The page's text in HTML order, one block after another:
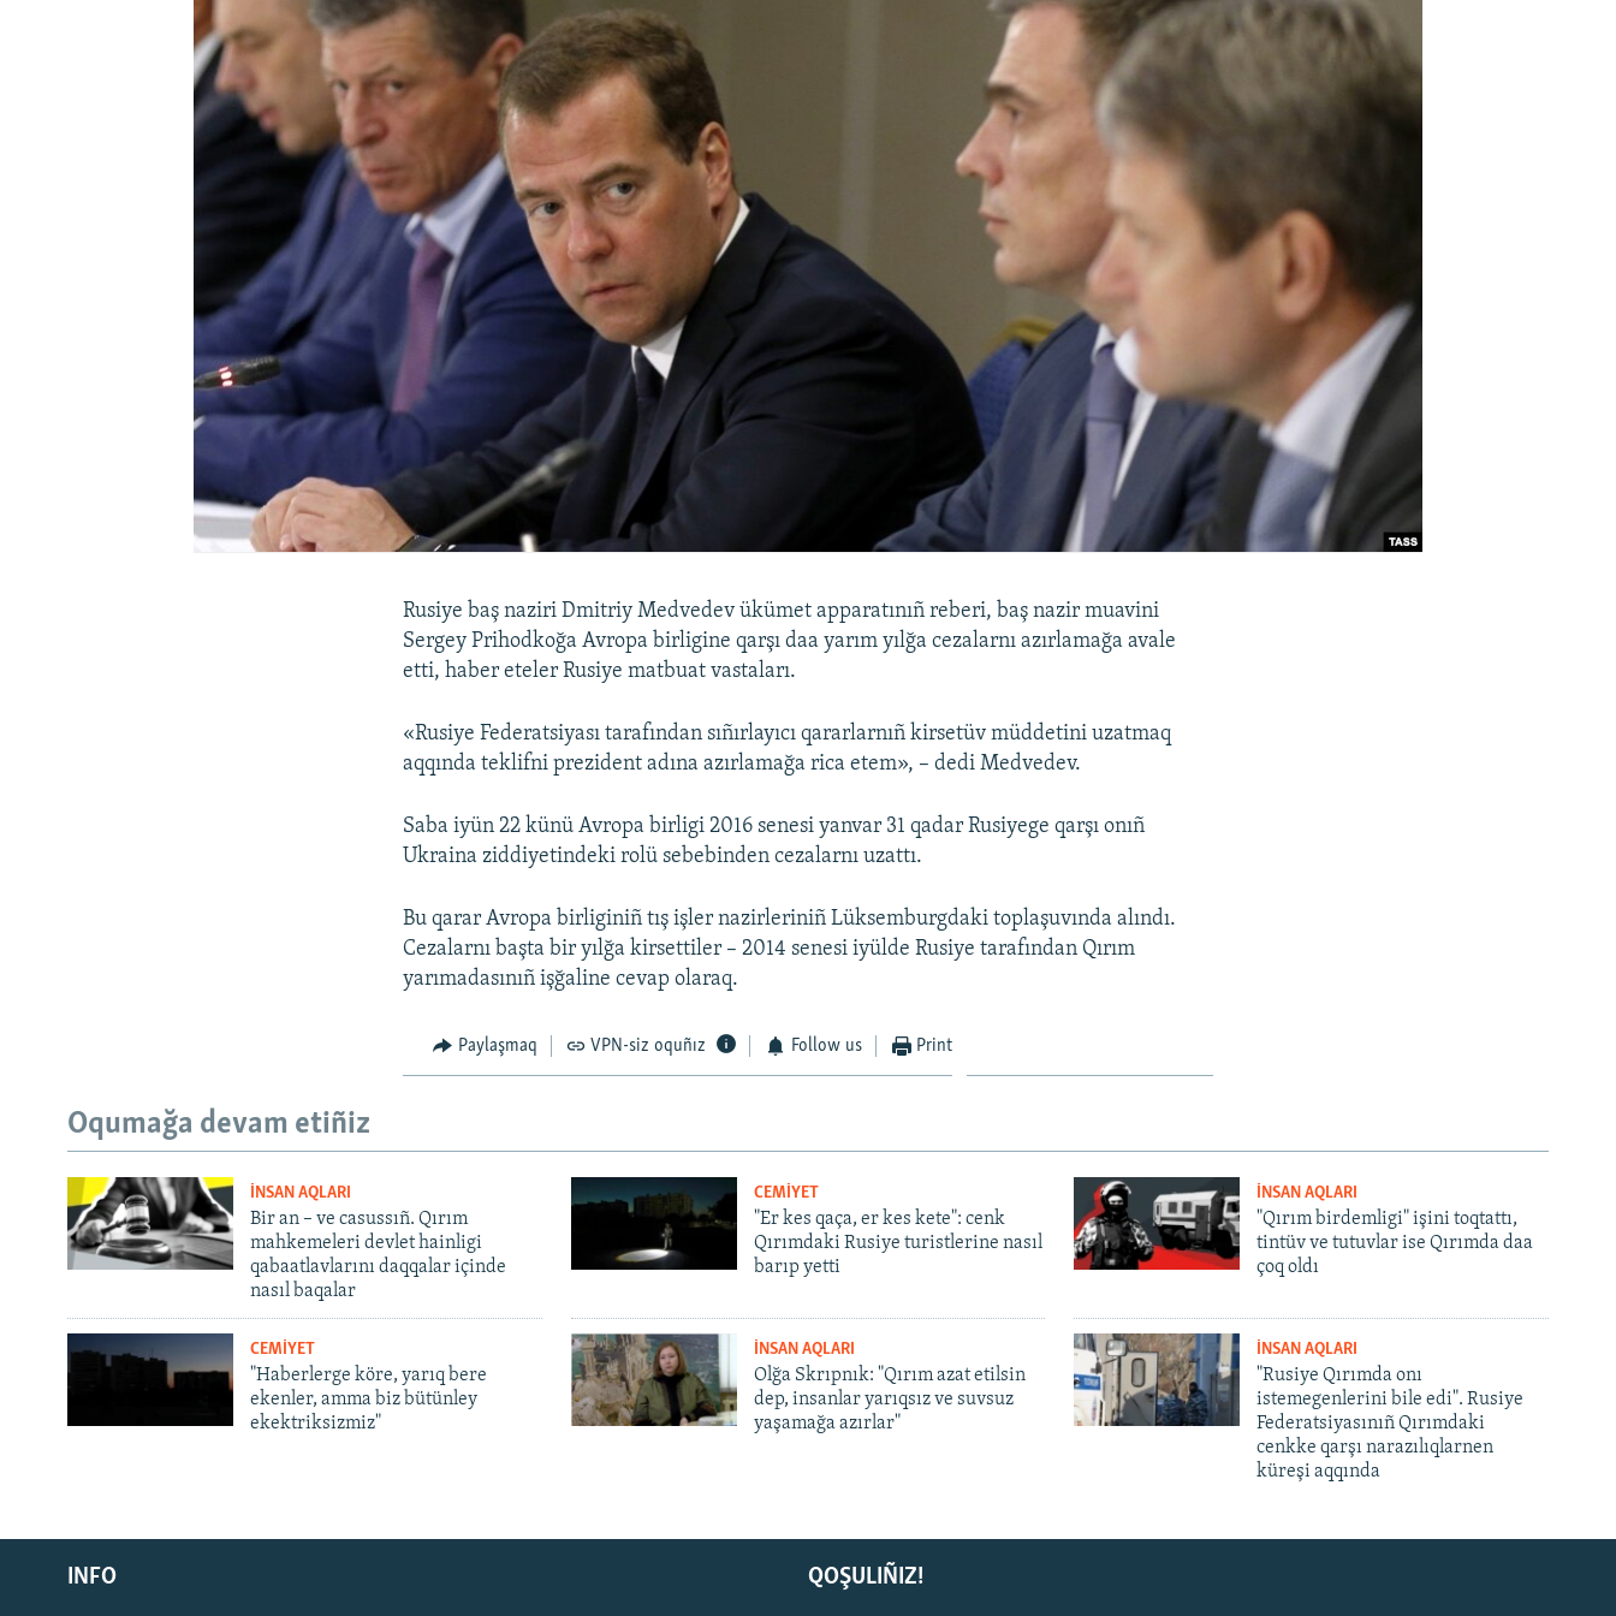
Русский
Українською
Rusiye baş naziri Dmitriy Medvedev ükümet apparatınıñ reberi, baş nazir muavini
Sergey Prihodkoğa Avropa birligine qarşı daa yarım yılğa cezalarnı azırlamağa avale
etti, haber eteler Rusiye matbuat vastaları.
«Rusiye Federatsiyası tarafından sıñırlayıcı qararlarnıñ kirsetüv müddetini uzatmaq
aqqında teklifni prezident adına azırlamağa rica etem», – dedi Medvedev.
Saba iyün 22 künü Avropa birligi 2016 senesi yanvar 31 qadar Rusiyege qarşı onıñ
Ukraina ziddiyetindeki rolü sebebinden cezalarnı uzattı.
Bu qarar Avropa birliginiñ tış işler nazirleriniñ Lüksemburgdaki toplaşuvında alındı.
Cezalarnı başta bir yılğa kirsettiler – 2014 senesi iyülde Rusiye tarafından Qırım
yarımadasınıñ işğaline cevap olaraq.
Paylaşmaq VPN-siz oquñız Follow us Print
Oqumağa devam etiñiz
İNSAN AQLARI
Bir an – ve casussıñ. Qırım
mahkemeleri devlet hainligi
qabaatlavlarını daqqalar içinde
nasıl baqalar
CEMİYET
"Er kes qaça, er kes kete": cenk
Qırımdaki Rusiye turistlerine nasıl
barıp yetti
İNSAN AQLARI
"Qırım birdemligi" işini toqtattı,
tintüv ve tutuvlar ise Qırımda daa
çoq oldı
CEMİYET
"Haberlerge köre, yarıq bere
ekenler, amma biz bütünley
ekektriksizmiz"
İNSAN AQLARI
Olğa Skrıpnık: "Qırım azat etilsin
dep, insanlar yarıqsız ve suvsuz
yaşamağa azırlar"
İNSAN AQLARI
"Rusiye Qırımda onı
istemegenlerini bile edi". Rusiye
Federatsiyasınıñ Qırımdaki
cenkke qarşı narazılıqlarnen
küreşi aqqında
QOŞULIÑIZ!
INFO